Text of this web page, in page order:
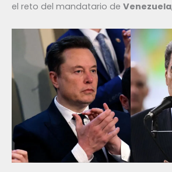
el reto del mandatario de Venezuela